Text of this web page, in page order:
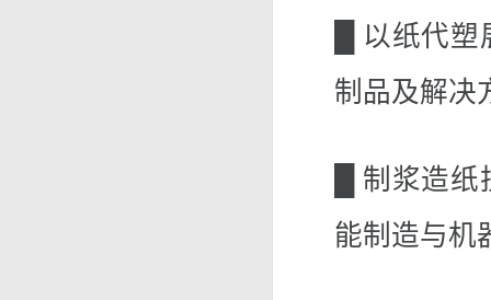
█ 以纸代
制品及解决
█ 制浆造
能制造与机